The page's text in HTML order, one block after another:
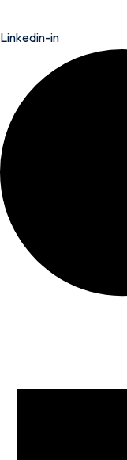
Linkedin-in